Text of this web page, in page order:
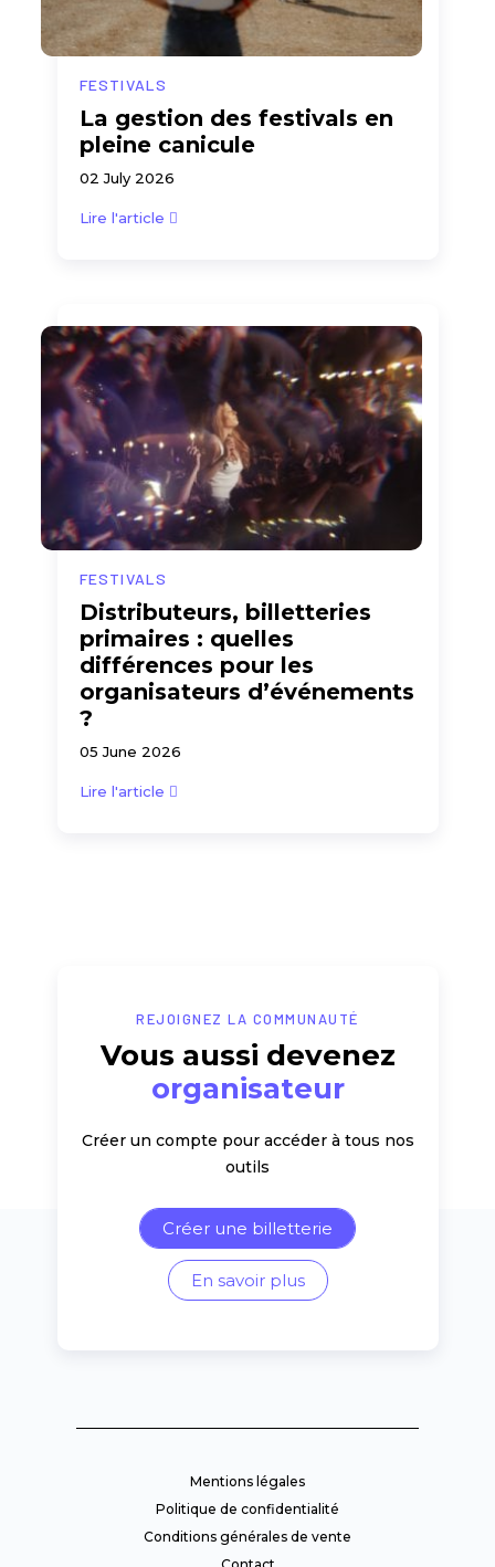
FESTIVALS
La gestion des festivals en
pleine canicule
02 July 2026
Lire l'article
FESTIVALS
Distributeurs, billetteries
primaires : quelles
différences pour les
organisateurs d’événements
?
05 June 2026
Lire l'article
REJOIGNEZ LA COMMUNAUTÉ
Vous aussi devenez
organisateur
Créer un compte pour accéder à tous nos
outils
Créer une billetterie
En savoir plus
Mentions légales
Politique de confidentialité
Conditions générales de vente